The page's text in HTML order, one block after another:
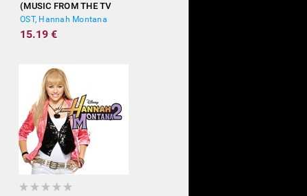
(MUSIC FROM THE TV
SHOW)
OST, Hannah Montana
15.19 €